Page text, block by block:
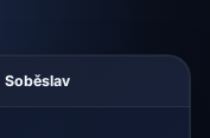
Soběslav